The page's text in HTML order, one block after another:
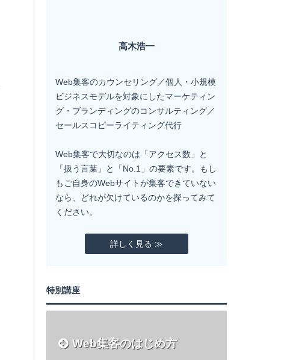
高木浩一
Web集客のカウンセリング／個人・小規模
ビジネスモデルを対象にしたマーケティン
グ・ブランディングのコンサルティング／
セールスコピーライティング代行
Web集客で大切なのは「アクセス数」と
「扱う言葉」と「No.1」の要素です。もし
もご自身のWebサイトが集客できていない
なら、どれが欠けているのかを探ってみて
ください。
詳しく見る ≫
特別講座
Web集客のはじめ方